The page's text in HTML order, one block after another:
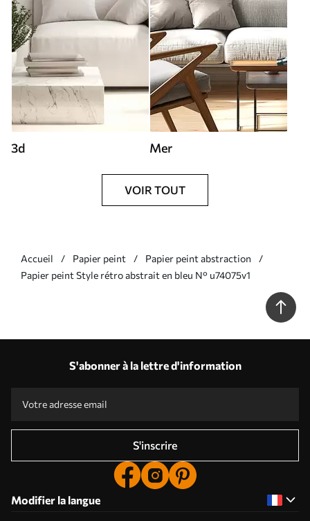
3d Mer
VOIR TOUT
Accueil Papier peint
Papier peint abstraction
Papier peint Style rétro abstrait en bleu N° u74075v1
S'abonner à la lettre d'information
S'inscrire
Modifier la langue